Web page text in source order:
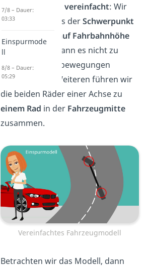
Fahrzeugmodell vereinfacht: Wir
nehmen an, dass derSchwerpunkt
auf Fahrbahnhöhe
liegt. Dadurch kann es nicht zu
Wank- und Hubbewegungen
kommen. Des Weiteren führen wir
die beiden Räder einer Achse zu
einem Rad in der Fahrzeugmitte
zusammen.
Vereinfachtes Fahrzeugmodell
Betrachten wir das Modell, dann
7/8 – Dauer:
03:33
Einspurmode
ll
8/8 – Dauer:
05:29